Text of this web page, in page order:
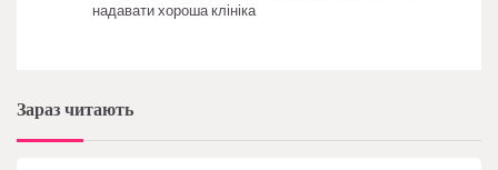
надавати хороша клініка
Зараз читають